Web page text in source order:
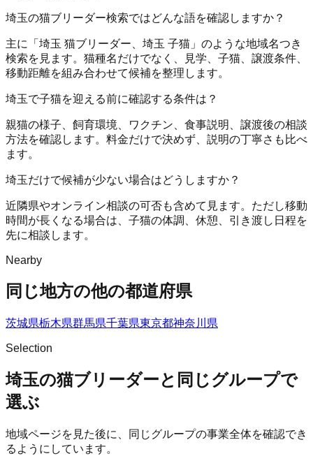
埼玉の猫ブリーダー検索ではどんな語を確認しますか？
主に「埼玉 猫ブリーダー、埼玉 子猫」のような地域名つき
検索を見ます。猫種名だけでなく、見学、子猫、譲渡条件、
移動距離を組み合わせて候補を整理します。
埼玉で子猫を迎える前に確認する条件は？
親猫の様子、飼育環境、ワクチン、食事説明、譲渡後の相談
方法を確認します。料金だけで決めず、説明の丁寧さも比べ
ます。
埼玉だけで候補が少ない場合はどうしますか？
近隣県やオンライン相談の可否も含めて見ます。ただし移動
時間が長くなる場合は、子猫の体調、休憩、引き渡し日程を
先に相談します。
Nearby
同じ地方の他の都道府県
茨城県栃木県群馬県千葉県東京都神奈川県
Selection
埼玉の猫ブリーダーと同じグループで
選ぶ
地域ページを見た後に、同じグループの事業全体を確認でき
るようにしています。